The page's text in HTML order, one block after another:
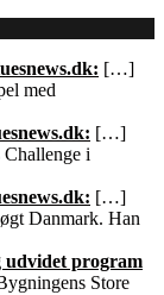
[…]
med
[…]
i
[…]
Danmark. Han
udvidet program
Store